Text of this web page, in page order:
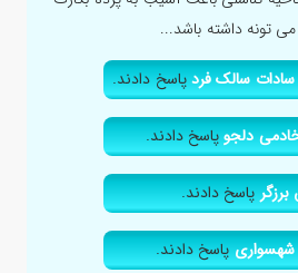
تونه داشته باشد...
سادات سالک فردپاسخ دادند.
خادمی دلجوپاسخ دادند.
پاسخ دادند.
شهسواریپاسخ دادند.